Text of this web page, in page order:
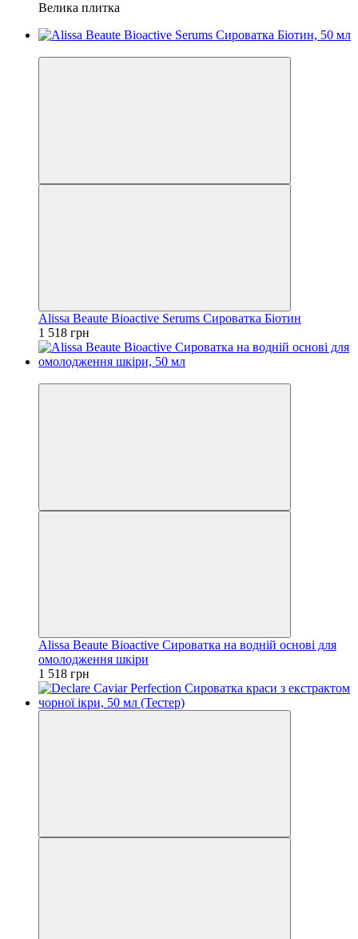
Велика плитка
Alissa Beaute Bioactive Serums Сироватка Біотин
1 518 грн
Alissa Beaute Bioactive Сироватка на водній основі для
омолодження шкіри
1 518 грн